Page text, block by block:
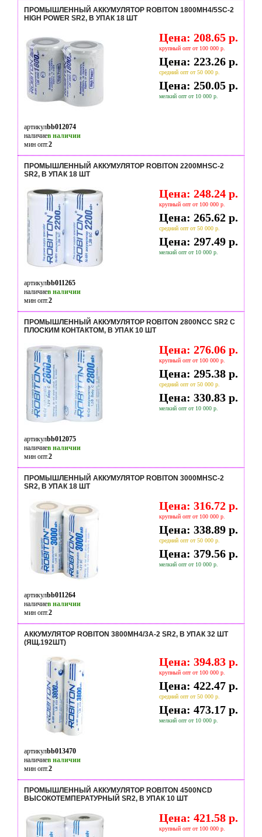
ПРОМЫШЛЕННЫЙ АККУМУЛЯТОР ROBITON 1800MH4/5SC-2
HIGH POWER SR2, В УПАК 18 ШТ
Цена: 208.65 р.
крупный опт от 100 000 р.
Цена: 223.26 р.
средний опт от 50 000 р.
Цена: 250.05 р.
мелкий опт от 10 000 р.
артикулbb012074
наличиев наличии
мин опт.2
ПРОМЫШЛЕННЫЙ АККУМУЛЯТОР ROBITON 2200MHSC-2
SR2, В УПАК 18 ШТ
Цена: 248.24 р.
крупный опт от 100 000 р.
Цена: 265.62 р.
средний опт от 50 000 р.
Цена: 297.49 р.
мелкий опт от 10 000 р.
артикулbb011265
наличиев наличии
мин опт.2
ПРОМЫШЛЕННЫЙ АККУМУЛЯТОР ROBITON 2800NCC SR2 С
ПЛОСКИМ КОНТАКТОМ, В УПАК 10 ШТ
Цена: 276.06 р.
крупный опт от 100 000 р.
Цена: 295.38 р.
средний опт от 50 000 р.
Цена: 330.83 р.
мелкий опт от 10 000 р.
артикулbb012075
наличиев наличии
мин опт.2
ПРОМЫШЛЕННЫЙ АККУМУЛЯТОР ROBITON 3000MHSC-2
SR2, В УПАК 18 ШТ
Цена: 316.72 р.
крупный опт от 100 000 р.
Цена: 338.89 р.
средний опт от 50 000 р.
Цена: 379.56 р.
мелкий опт от 10 000 р.
артикулbb011264
наличиев наличии
мин опт.2
АККУМУЛЯТОР ROBITON 3800MH4/3A-2 SR2, В УПАК 32 ШТ
(ЯЩ.192ШТ)
Цена: 394.83 р.
крупный опт от 100 000 р.
Цена: 422.47 р.
средний опт от 50 000 р.
Цена: 473.17 р.
мелкий опт от 10 000 р.
артикулbb013470
наличиев наличии
мин опт.2
ПРОМЫШЛЕННЫЙ АККУМУЛЯТОР ROBITON 4500NCD
ВЫСОКОТЕМПЕРАТУРНЫЙ SR2, В УПАК 10 ШТ
Цена: 421.58 р.
крупный опт от 100 000 р.